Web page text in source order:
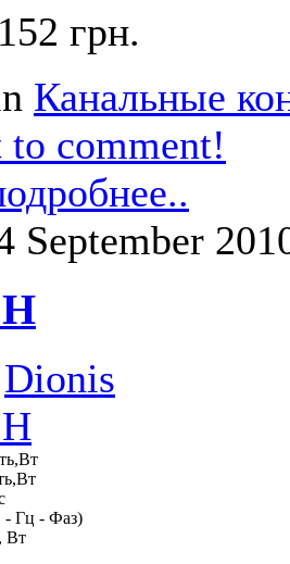
грн.
Канальные
comment!
September
Dionis
- Гц - Фаз)
Вт